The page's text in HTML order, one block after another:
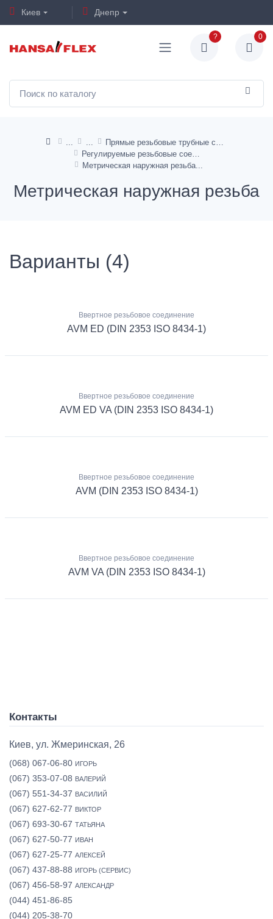
Киев Днепр
? 0
Метрическая наружная резьба
Метрическая наружная резьба
Варианты (4)
Ввертное резьбовое соединение
AVM ED (DIN 2353 ISO 8434-1)
Ввертное резьбовое соединение
AVM ED VA (DIN 2353 ISO 8434-1)
Ввертное резьбовое соединение
AVM (DIN 2353 ISO 8434-1)
Ввертное резьбовое соединение
AVM VA (DIN 2353 ISO 8434-1)
Контакты
Киев, ул. Жмеринская, 26
(068) 067-06-80 ИГОРЬ
(067) 353-07-08 ВАЛЕРИЙ
(067) 551-34-37 ВАСИЛИЙ
(067) 627-62-77 ВИКТОР
(067) 693-30-67 ТАТЬЯНА
(067) 627-50-77 ИВАН
(067) 627-25-77 АЛЕКСЕЙ
(067) 437-88-88 ИГОРЬ (СЕРВИС)
(067) 456-58-97 АЛЕКСАНДР
(044) 451-86-85
(044) 205-38-70